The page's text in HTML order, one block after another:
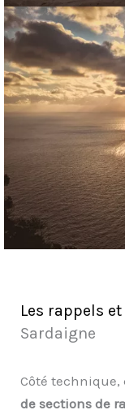
Les rappels
Sardaigne
Côté
de sections de